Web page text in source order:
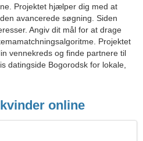
Projektet hjælper dig med at
avancerede søgning. Siden
Angiv dit mål for at drage
Projektet
vennekreds og finde partnere til
datingside Bogorodsk for lokale,
online